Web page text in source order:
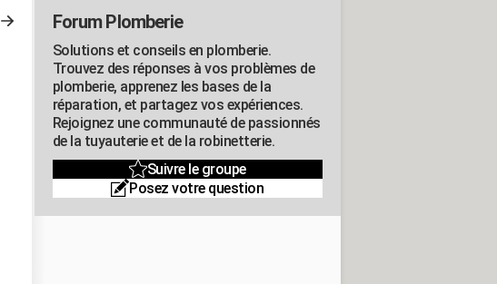
Forum Plomberie
Solutions et conseils en plomberie.
Trouvez des réponses à vos problèmes de
plomberie, apprenez les bases de la
réparation, et partagez vos expériences.
Rejoignez une communauté de passionnés
de la tuyauterie et de la robinetterie.
Suivre le groupe
Posez votre question